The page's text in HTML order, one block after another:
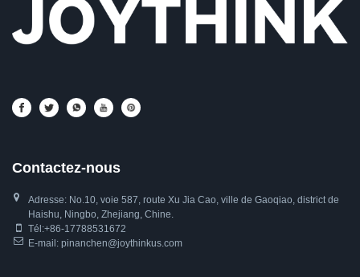
Contactez-nous
Adresse: No.10, voie 587, route Xu Jia Cao, ville de Gaoqiao, district de
Haishu, Ningbo, Zhejiang, Chine.
Tél:+86-17788531672
E-mail: pinanchen@joythinkus.com